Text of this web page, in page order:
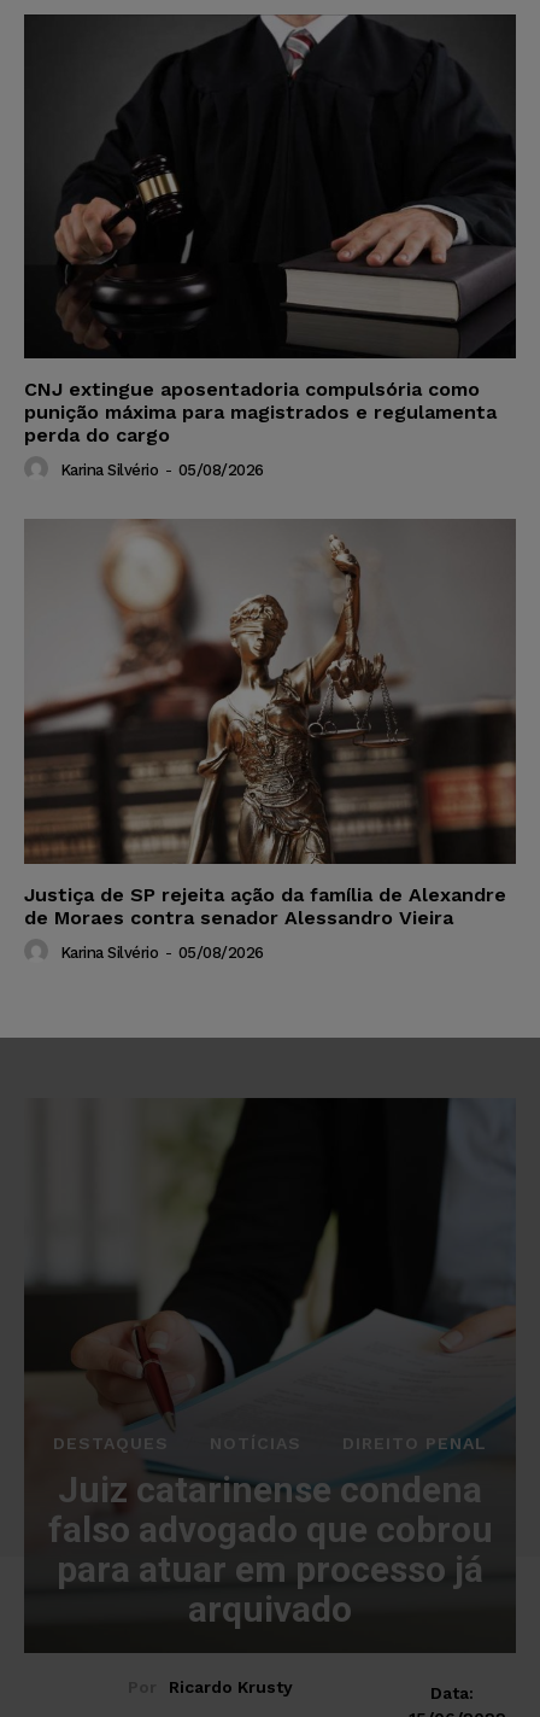
CNJ extingue aposentadoria compulsória como
punição máxima para magistrados e regulamenta
perda do cargo
Karina Silvério - 05/08/2026
Justiça de SP rejeita ação da família de Alexandre
de Moraes contra senador Alessandro Vieira
Karina Silvério - 05/08/2026